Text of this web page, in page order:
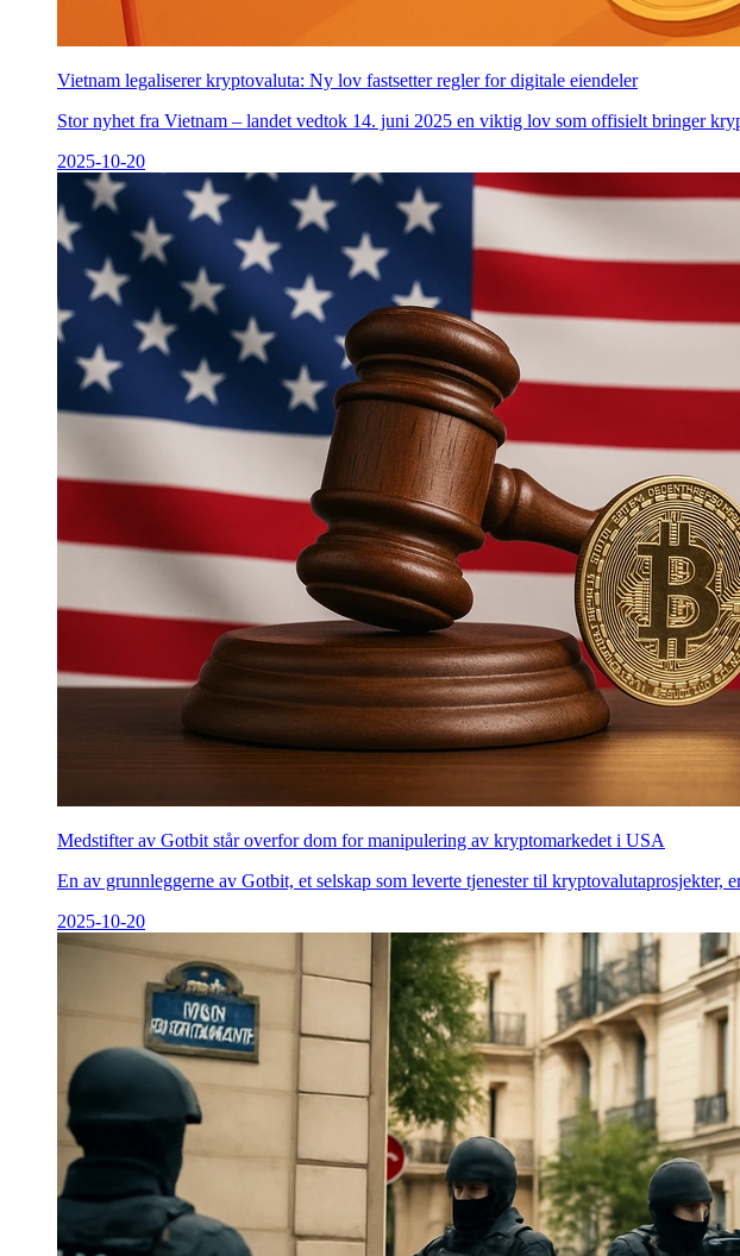
Vietnam legaliserer kryptovaluta: Ny lov fastsetter regler for digitale eiendeler
Stor nyhet fra Vietnam – landet vedtok 14. juni 2025 en viktig lov som offisielt bringer
2025-10-20
Medstifter av Gotbit står overfor dom for manipulering av kryptomarkedet i USA
En av grunnleggerne av Gotbit, et selskap som leverte tjenester til
2025-10-20